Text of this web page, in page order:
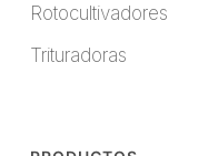
Rotocultivadores
Trituradoras